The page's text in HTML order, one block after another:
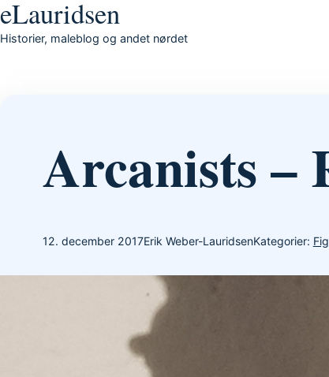
Gå til indhold
eLauridsen
Historier, maleblog og andet nørdet
Arcanists –
12. december 2017Erik Weber-LauridsenKategorier: